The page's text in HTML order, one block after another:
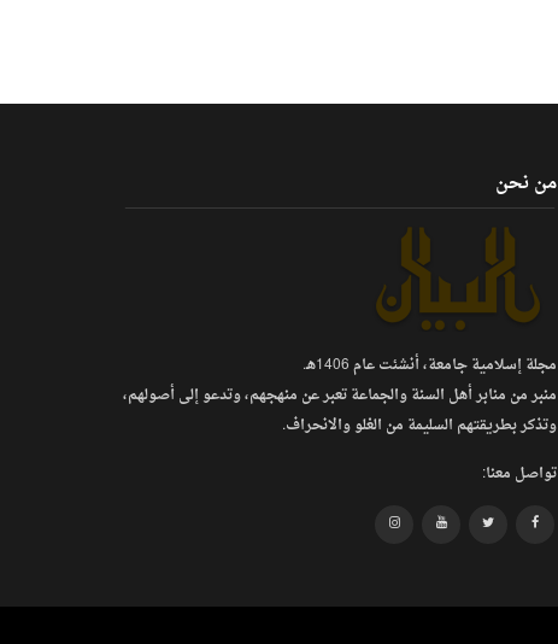
من نحن
مجلة إسلامية جامعة، أنشئت عام 1406هـ.
منبر من منابر أهل السنة والجماعة تعبر عن منهجهم، وتدعو إلى أصولهم،
وتذكر بطريقتهم السليمة من الغلو والانحراف.
تواصل معنا: